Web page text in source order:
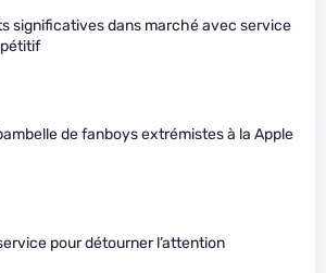
significatives dans marché avec service
de fanboys extrémistes à la Apple
pour détourner l’attention